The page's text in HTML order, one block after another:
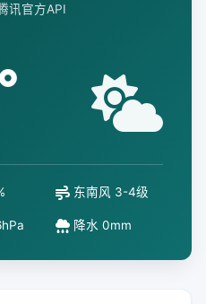
讯官方API
东南风 3-4级
降水 0mm